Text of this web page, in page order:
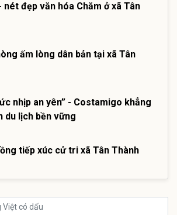
nét đẹp văn hóa Chăm ở xã Tân
ấm lòng dân bản tại xã Tân
nhịp an yên” - Costamigo khẳng
du lịch bền vững
tiếp xúc cử tri xã Tân Thành